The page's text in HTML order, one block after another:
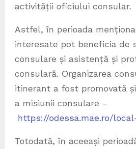
activității oficiului consular.
Astfel, în perioada
interesate pot beneficia de
consulare și asistență și
consulară. Organizarea
itinerant a fost promovată
a misiunii consulare –
https://odessa.mae.ro/
Totodată, în aceeași